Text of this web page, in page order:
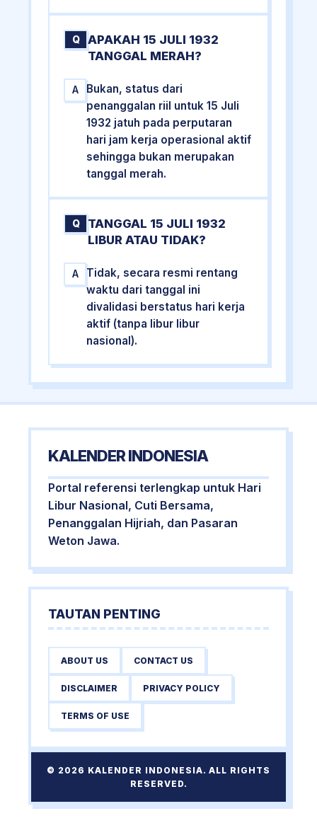
Q
APAKAH 15 JULI 1932
TANGGAL MERAH?
A
Bukan, status dari
penanggalan riil untuk 15 Juli
1932 jatuh pada perputaran
hari jam kerja operasional aktif
sehingga bukan merupakan
tanggal merah.
Q
TANGGAL 15 JULI 1932
LIBUR ATAU TIDAK?
A
Tidak, secara resmi rentang
waktu dari tanggal ini
divalidasi berstatus hari kerja
aktif (tanpa libur libur
nasional).
KALENDER INDONESIA
Portal referensi terlengkap untuk Hari
Libur Nasional, Cuti Bersama,
Penanggalan Hijriah, dan Pasaran
Weton Jawa.
TAUTAN PENTING
ABOUT US CONTACT US
DISCLAIMER PRIVACY POLICY
TERMS OF USE
© 2026 KALENDER INDONESIA. ALL RIGHTS
RESERVED.